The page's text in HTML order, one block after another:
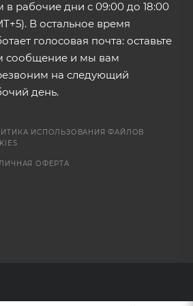
в рабочие дни с 09:00 до 18:00
В остальное время
голосовая почта: оставьте
сообщение и мы вам
на следующий
день.
ИСПОЛЬЗОВАНИЯ ФАЙЛОВ
ОФЕРТА